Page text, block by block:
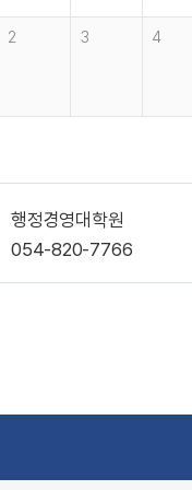
2 3 4
행정경영대학원
054-820-7766